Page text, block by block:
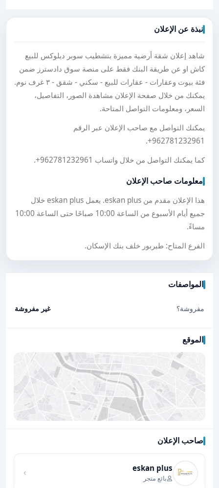
نبذة عن الإعلان
شاهد إعلان شقة أرضية مميزة بتشطيب سوبر ديلوكس للبيع
كاش او عن طريقة البنك فقط على منصة سوق دادسترز ضمن
فئة بيوت وعقارات - عقارات للبيع - سكني - شقق - ٣ غرف نوم.
يمكنك من خلال صفحة الإعلان مشاهدة الصور، التفاصيل،
السعر، ومعلومات التواصل المتاحة.
يمكنك التواصل مع صاحب الإعلان عبر الرقم
+962781232961
.
كما يمكنك التواصل من خلال واتساب +962781232961
.
معلومات صاحب الإعلان
هذا الإعلان مقدم من eskan plus. يعمل eskan plus خلال
جميع أيام الأسبوع من الساعة 10:00 صباحًا حتى الساعة 10:00
مساءً.
الفرع المتاح: طبربور خلف بنك الإسكان.
المواصفات
مفروشة؟ غير مفروشة
الموقع
صاحب الإعلان
eskan plus
بائع متجر